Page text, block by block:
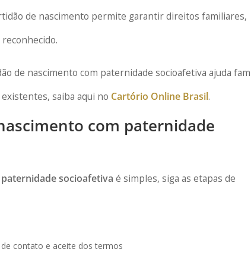
de nascimento permite garantir direitos familiares,
de nascimento com paternidade socioafetiva ajuda
saiba aqui no Cartório Online Brasil.
com paternidade
socioafetiva é simples, siga as etapas de
contato e aceite dos termos